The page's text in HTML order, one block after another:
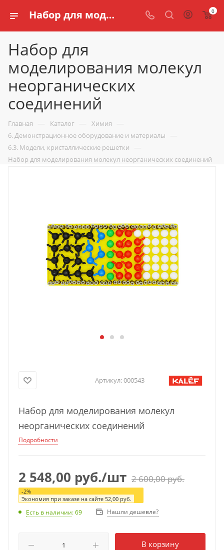
Набор для моделирования молекул неорганических соединений купить по доступной цене в интернет магазине schools.ru 0
Набор для
моделирования молекул
неорганических
соединений
Главная — Каталог — Химия —
6. Демонстрационное оборудование и материалы —
6.3. Модели, кристаллические решетки —
Набор для моделирования молекул неорганических соединений
Артикул:000543
Набор для моделирования молекул
неорганических соединений
Подробности
2 548,00 руб./шт 2 600,00руб.
-2%
Экономия при заказе на сайте 52,00 руб.
Есть в наличии: 69 Нашли дешевле?
В корзину